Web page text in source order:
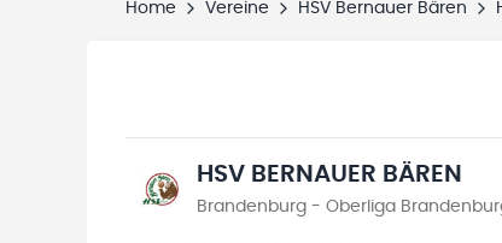
Home Vereine HSV Bernauer Bären
HSV BERNAUER BÄREN
Brandenburg - Oberliga